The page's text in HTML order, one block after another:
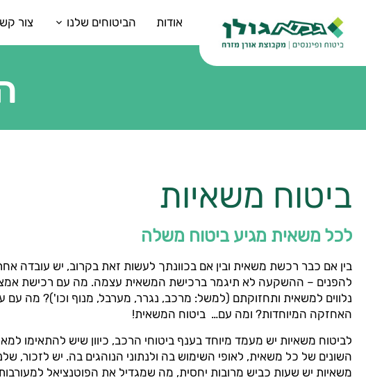
אודות הביטוחים שלנו צור
ביטוח משאיות
לכל משאית מגיע ביטוח משלה
בין אם כבר רכשת משאית ובין אם בכוונתך לעשות זאת בקרוב, יש עובדה
להפנים – ההשקעה לא תיגמר ברכישת המשאית עצמה. מה עם רכישת
נלווים למשאית ותחזוקתם (למשל: מרכב, נגרר, מערבל, מנוף וכו')? מה עם
האחזקה המיוחדות? ומה עם… ביטוח המשאית!
לביטוח משאיות יש מעמד מיוחד בענף ביטוחי הרכב, כיוון שיש להתאימו
השונים של כל משאית, לאופי השימוש בה ולנתוני הנוהגים בה. יש לזכור,
משאיות יש שעות כביש מרובות יחסית, מה שמגדיל את הפוטנציאל